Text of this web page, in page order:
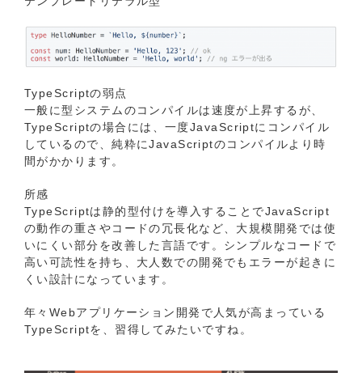
TypeScriptの弱点
⼀般に型システムのコンパイルは速度が上昇するが、
TypeScriptの場合には、⼀度JavaScriptにコンパイル
しているので、純粋にJavaScriptのコンパイルより時
間がかかります。
所感
TypeScriptは静的型付けを導入することでJavaScript
の動作の重さやコードの冗長化など、大規模開発では使
いにくい部分を改善した言語です。シンプルなコードで
高い可読性を持ち、大人数での開発でもエラーが起きに
くい設計になっています。
年々Webアプリケーション開発で人気が高まっている
TypeScriptを、習得してみたいですね。